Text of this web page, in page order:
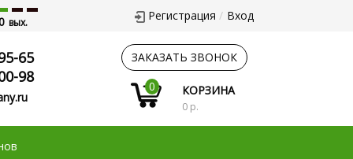
вых. Регистрация Вход
65
98
ЗАКАЗАТЬ ЗВОНОК
0
КОРЗИНА
0 р.